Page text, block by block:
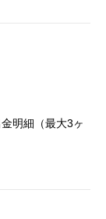
明細（最大3ヶ